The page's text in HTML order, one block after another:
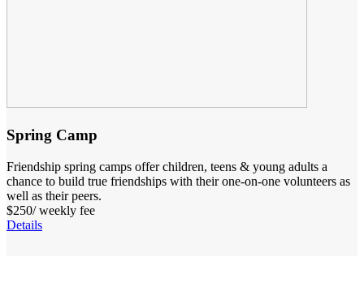
Spring Camp
Friendship spring camps offer children, teens & young adults a
chance to build true friendships with their one-on-one volunteers as
well as their peers.
$250/ weekly fee
Details